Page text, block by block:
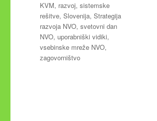
KVM, razvoj,sistemske
rešitve,Slovenija,Strategija
razvoja NVO,svetovni dan
NVO, uporabniški vidiki,
vsebinske mreže NVO,
zagovorništvo